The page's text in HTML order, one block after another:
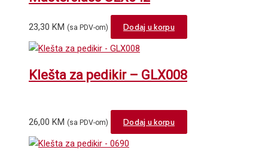
23,30 KM (sa PDV-om) Dodaj u korpu
Klešta za pedikir – GLX008
26,00 KM (sa PDV-om) Dodaj u korpu